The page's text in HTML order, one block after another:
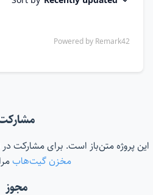
این پروژه متن‌باز است. برای مشارکت
مخزن گیت‌هاب
مجوز